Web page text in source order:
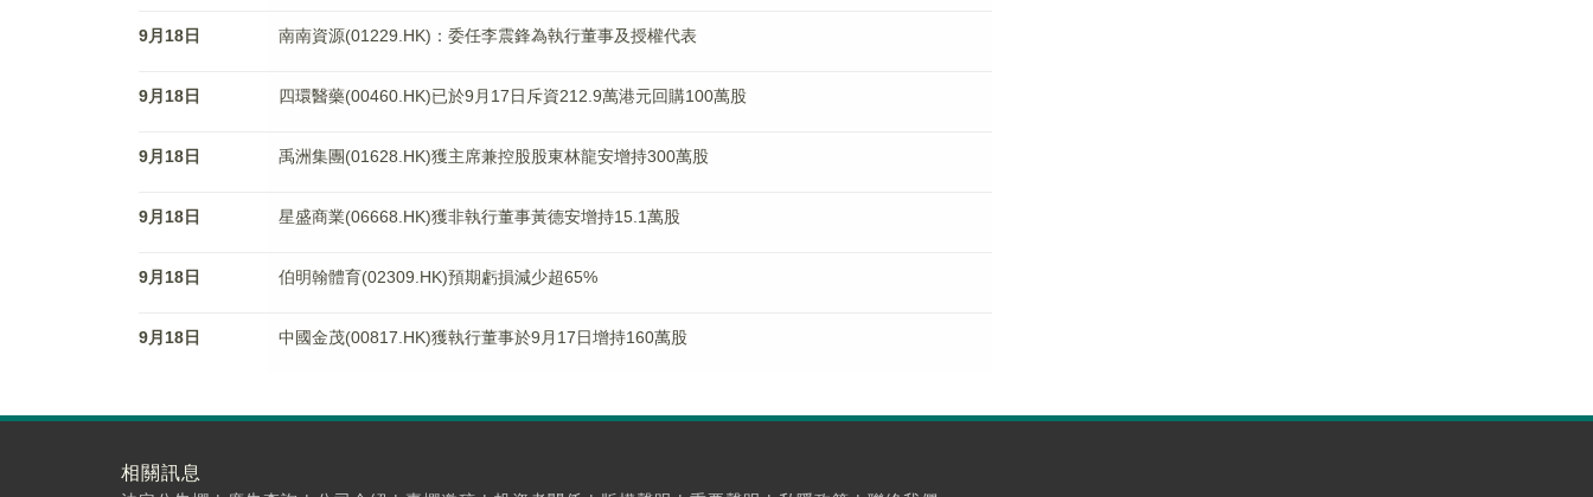
9月18日 南南資源(01229.HK)：委任李震鋒為執行董事及授權代表
9月18日 四環醫藥(00460.HK)已於9月17日斥資212.9萬港元回購100萬股
9月18日 禹洲集團(01628.HK)獲主席兼控股股東林龍安增持300萬股
9月18日 星盛商業(06668.HK)獲非執行董事黃德安增持15.1萬股
9月18日 伯明翰體育(02309.HK)預期虧損減少超65%
9月18日 中國金茂(00817.HK)獲執行董事於9月17日增持160萬股
相關訊息